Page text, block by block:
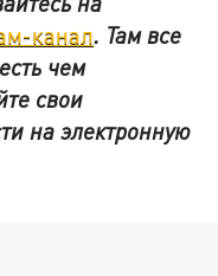
канал. Там все
чем
свои
на электронную